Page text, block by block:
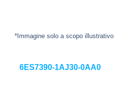
*Immagine solo a scopo illustrativo
6ES7390-1AJ30-0AA0